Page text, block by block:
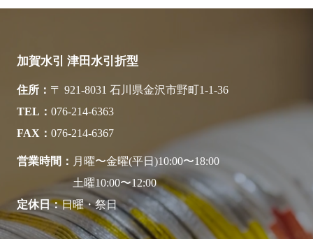
加賀水引 津田水引折型
住所
〒 921-8031 石川県金沢市野町1-1-36
TEL
076-214-6363
FAX
076-214-6367
営業時間
月曜〜金曜(平日)10:00〜18:00
土曜10:00〜12:00
定休日
日曜・祭日